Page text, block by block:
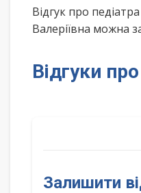
Відгук про
Валеріївна можна
Відгуки
Залишити